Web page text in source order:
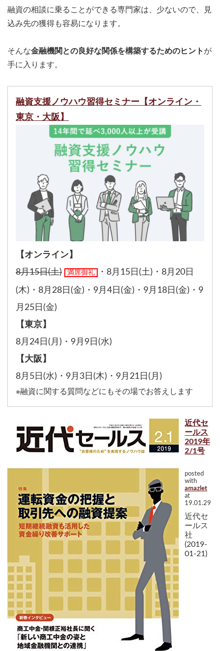
融資の相談に乗ることができる専門家は、少ないので、見
込み先の獲得も容易になります。
そんな金融機関との良好な関係を構築するためのヒント が
手に入ります。
融資支援ノウハウ習得セミナー【オンライン・
東京・大阪】
【オンライン】
8月15日(土) 満席御礼 ・ 8月15日(土) ・ 8月20日
(木) ・ 8月28日(金) ・ 9月4日(金) ・ 9月18日(金) ・ 9
月25日(金)
【東京】
8月24日(月) ・ 9月9日(水)
【大阪】
8月5日(水) ・ 9月3日(木) ・ 9月21日(月)
※融資に関する質問などにもその場でお答えします
近代セ
ールス
2019年
2/1号
posted
with
amazlet
at
19.01.29
近代セ
ールス
社
(2019-
01-21)